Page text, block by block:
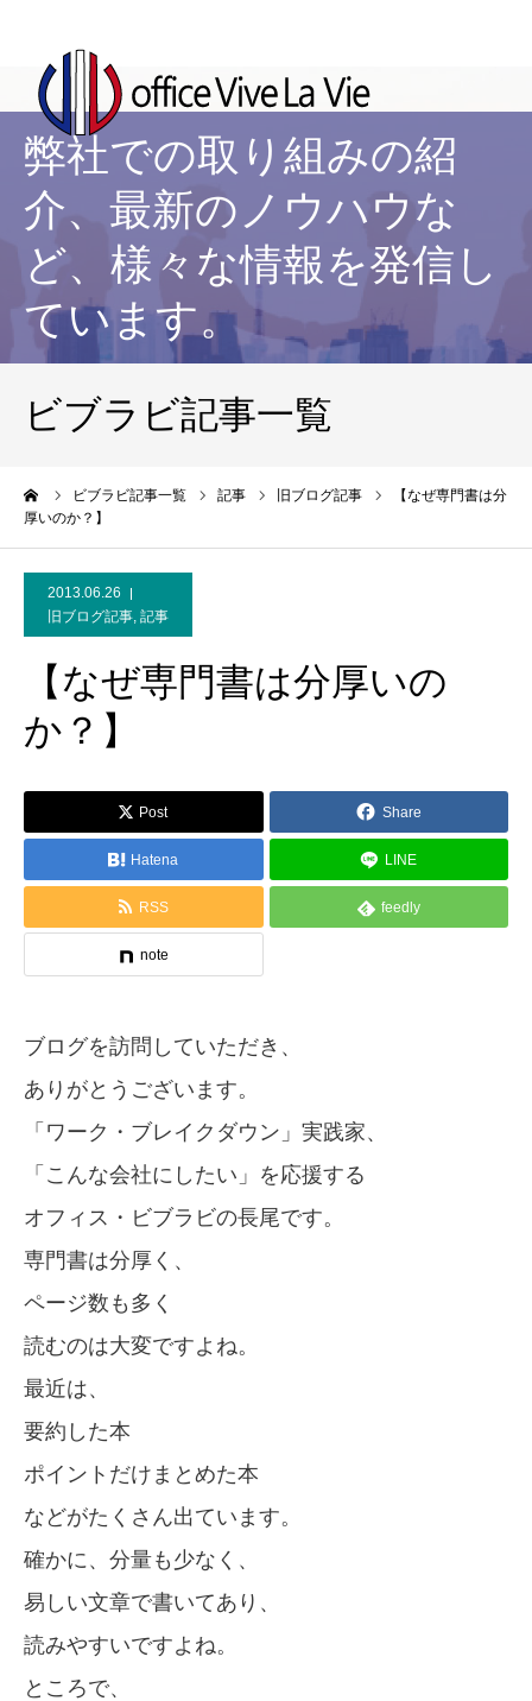
弊社での取り組みの紹
介、最新のノウハウな
ど、様々な情報を発信し
ています。
ビブラビ記事一覧
ビブラビ記事一覧 記事 旧ブログ記事
【なぜ専門書は分
厚いのか？】
2013.06.26
旧ブログ記事, 記事
【なぜ専門書は分厚いの
か？】
Post Share
Hatena LINE
RSS feedly
note
ブログを訪問していただき、
ありがとうございます。
「ワーク・ブレイクダウン」実践家、
「こんな会社にしたい」を応援する
オフィス・ビブラビの長尾です。
専門書は分厚く、
ページ数も多く
読むのは大変ですよね。
最近は、
要約した本
ポイントだけまとめた本
などがたくさん出ています。
確かに、分量も少なく、
易しい文章で書いてあり、
読みやすいですよね。
ところで、